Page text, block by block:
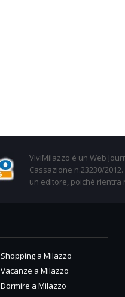
ViviMilazzo è un Web
Cassazione n.23230/
un editore, poiché rientra
Shopping a Milazzo
Vacanze a Milazzo
Dormire a Milazzo